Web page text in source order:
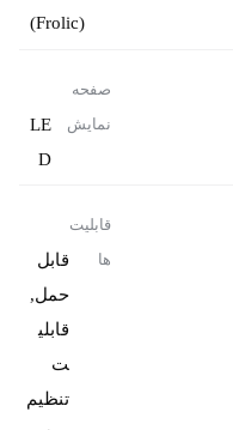
(Frolic)
صفحه
نمایش
LE
D
قابلیت
ها
قابل
حمل,
قابلی
ت
تنظیم